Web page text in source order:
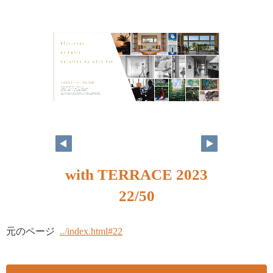
with TERRACE 2023
22/50
元のページ ../index.html#22